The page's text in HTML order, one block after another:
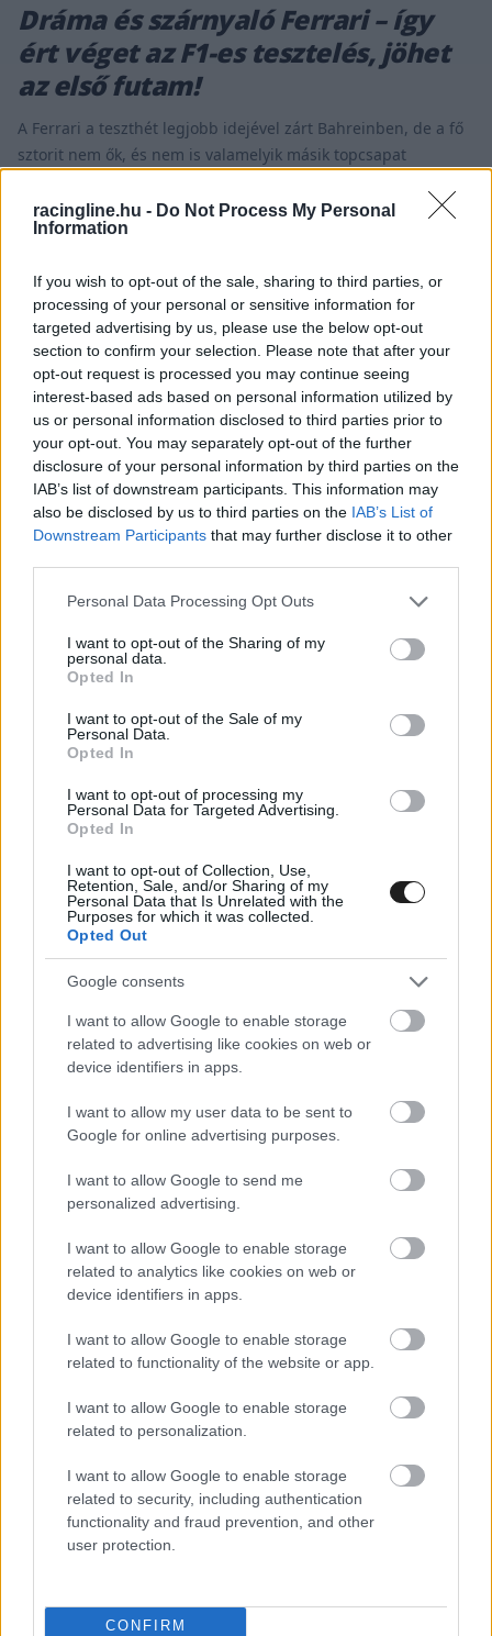
racingline.hu - Do Not Process My Personal
Information
If you wish to opt-out of the sale, sharing to third parties, or
processing of your personal or sensitive information for
targeted advertising by us, please use the below opt-out
section to confirm your selection. Please note that after your
opt-out request is processed you may continue seeing
interest-based ads based on personal information utilized by
us or personal information disclosed to third parties prior to
your opt-out. You may separately opt-out of the further
disclosure of your personal information by third parties on the
IAB’s list of downstream participants. This information may
also be disclosed by us to third parties on the IAB’s List of
Downstream Participants that may further disclose it to other
Please note that this website/app uses one or more Google
not limited to your visit or usage behaviour. You may click to
grant or deny consent to Google and its third-party tags to
use your data for below specified purposes in below Google
consent section.
Personal Data Processing Opt Outs
I want to opt-out of the Sharing of my
personal data.
Opted In
I want to opt-out of the Sale of my
Personal Data.
Opted In
I want to opt-out of processing my
Personal Data for Targeted Advertising.
Opted In
I want to opt-out of Collection, Use,
Retention, Sale, and/or Sharing of my
Personal Data that Is Unrelated with the
Purposes for which it was collected.
Opted Out
Google consents
I want to allow Google to enable storage
related to advertising like cookies on web or
device identifiers in apps.
I want to allow my user data to be sent to
Google for online advertising purposes.
I want to allow Google to send me
personalized advertising.
I want to allow Google to enable storage
related to analytics like cookies on web or
device identifiers in apps.
I want to allow Google to enable storage
related to functionality of the website or app.
I want to allow Google to enable storage
related to personalization.
I want to allow Google to enable storage
related to security, including authentication
functionality and fraud prevention, and other
user protection.
CONFIRM
Dráma és szárnyaló Ferrari – így
ért véget az F1-es tesztelés, jöhet
az első futam!
A Ferrari a teszthét legjobb idejével zárt Bahreinben, de a fő
sztorit nem ők, és nem is valamelyik másik topcsapat
minden mozzanat az F1 utolsó
előszezoni tesztnapjáról
múlva, már az Ausztrál Nagydíj első szabadedzésén gurulnak
pályára a pilóták.
FORMA-1 / 2026. FEBR. 20.
A Ferrari után a Mercedes is
trükkös szárnnyal állt elő a
bahreini F1-es teszten
A Ferrari fejtetőre álló szárnyánál nem látványosabb, ám ez is
egy olyan megoldás, amit eddig egyetlen másik csapattól